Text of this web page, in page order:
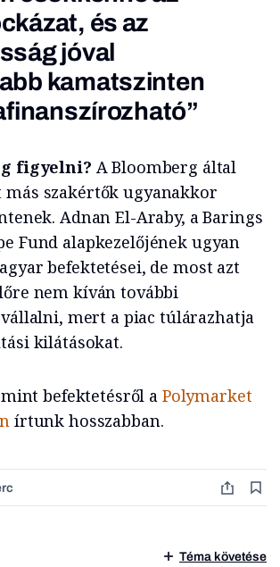
és az
jóval
kamatszinten
figyelni? A Bloomberg által
szakértők ugyanakkor
Adnan El-Araby, a Barings
Fund alapkezelőjének ugyan
befektetései, de most azt
nem kíván további
mert a piac túlárazhatja
kilátásokat.
befektetésről a Polymarket
írtunk hosszabban.
Téma követése